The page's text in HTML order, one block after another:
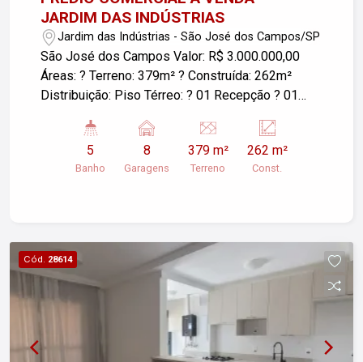
JARDIM DAS INDÚSTRIAS
Jardim das Indústrias - São José dos Campos/SP
São José dos Campos Valor: R$ 3.000.000,00
Áreas: ? Terreno: 379m² ? Construída: 262m²
Distribuição: Piso Térreo: ? 01 Recepção ? 01
Piso Superior: ? 02 Escritórios de 30m² cada ? 01
Banheiro Área Externa: ? Churrasqueira coberta ?
Área de serviço ? Cozinha ampla ? 08 vagas de
empresarial e fácil acesso. Imóvel ideal para
empresas que buscam estrutura completa,
segurança e praticidade em um só lugar. Agende
uma visita e conheça!
5
Banho
8
Garagens
379 m²
Terreno
262 m²
Const.
Cód. 28614